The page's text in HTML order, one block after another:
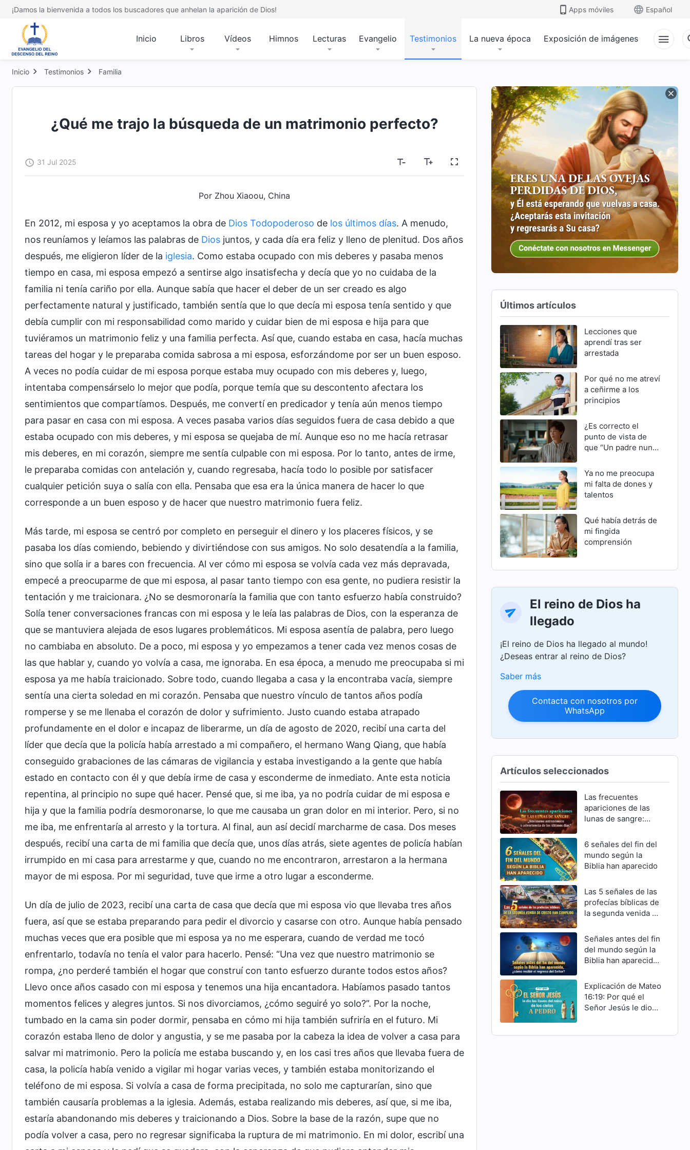
¡Damos la bienvenida a todos los buscadores que anhelan la aparición de Dios! Apps móviles Español
Inicio Libros Vídeos Himnos Lecturas Evangelio Testimonios La nueva época Exposición de imágenes
Inicio Testimonios Familia
¿Qué me trajo la búsqueda de un matrimonio perfecto?
31 Jul 2025
Por Zhou Xiaoou, China
En 2012, mi esposa y yo aceptamos la obra de Dios Todopoderoso de los últimos días. A menudo,
nos reuníamos y leíamos las palabras de Dios juntos, y cada día era feliz y lleno de plenitud. Dos años
después, me eligieron líder de la iglesia. Como estaba ocupado con mis deberes y pasaba menos
tiempo en casa, mi esposa empezó a sentirse algo insatisfecha y decía que yo no cuidaba de la
familia ni tenía cariño por ella. Aunque sabía que hacer el deber de un ser creado es algo
perfectamente natural y justificado, también sentía que lo que decía mi esposa tenía sentido y que
debía cumplir con mi responsabilidad como marido y cuidar bien de mi esposa e hija para que
tuviéramos un matrimonio feliz y una familia perfecta. Así que, cuando estaba en casa, hacía muchas
tareas del hogar y le preparaba comida sabrosa a mi esposa, esforzándome por ser un buen esposo.
A veces no podía cuidar de mi esposa porque estaba muy ocupado con mis deberes y, luego,
intentaba compensárselo lo mejor que podía, porque temía que su descontento afectara los
sentimientos que compartíamos. Después, me convertí en predicador y tenía aún menos tiempo
para pasar en casa con mi esposa. A veces pasaba varios días seguidos fuera de casa debido a que
estaba ocupado con mis deberes, y mi esposa se quejaba de mí. Aunque eso no me hacía retrasar
mis deberes, en mi corazón, siempre me sentía culpable con mi esposa. Por lo tanto, antes de irme,
le preparaba comidas con antelación y, cuando regresaba, hacía todo lo posible por satisfacer
cualquier petición suya o salía con ella. Pensaba que esa era la única manera de hacer lo que
corresponde a un buen esposo y de hacer que nuestro matrimonio fuera feliz.
Más tarde, mi esposa se centró por completo en perseguir el dinero y los placeres físicos, y se
pasaba los días comiendo, bebiendo y divirtiéndose con sus amigos. No solo desatendía a la familia,
sino que solía ir a bares con frecuencia. Al ver cómo mi esposa se volvía cada vez más depravada,
empecé a preocuparme de que mi esposa, al pasar tanto tiempo con esa gente, no pudiera resistir la
tentación y me traicionara. ¿No se desmoronaría la familia que con tanto esfuerzo había construido?
Solía tener conversaciones francas con mi esposa y le leía las palabras de Dios, con la esperanza de
que se mantuviera alejada de esos lugares problemáticos. Mi esposa asentía de palabra, pero luego
no cambiaba en absoluto. De a poco, mi esposa y yo empezamos a tener cada vez menos cosas de
las que hablar y, cuando yo volvía a casa, me ignoraba. En esa época, a menudo me preocupaba si mi
esposa ya me había traicionado. Sobre todo, cuando llegaba a casa y la encontraba vacía, siempre
sentía una cierta soledad en mi corazón. Pensaba que nuestro vínculo de tantos años podía
romperse y se me llenaba el corazón de dolor y sufrimiento. Justo cuando estaba atrapado
profundamente en el dolor e incapaz de liberarme, un día de agosto de 2020, recibí una carta del
líder que decía que la policía había arrestado a mi compañero, el hermano Wang Qiang, que había
conseguido grabaciones de las cámaras de vigilancia y estaba investigando a la gente que había
estado en contacto con él y que debía irme de casa y esconderme de inmediato. Ante esta noticia
repentina, al principio no supe qué hacer. Pensé que, si me iba, ya no podría cuidar de mi esposa e
hija y que la familia podría desmoronarse, lo que me causaba un gran dolor en mi interior. Pero, si no
me iba, me enfrentaría al arresto y la tortura. Al final, aun así decidí marcharme de casa. Dos meses
después, recibí una carta de mi familia que decía que, unos días atrás, siete agentes de policía habían
irrumpido en mi casa para arrestarme y que, cuando no me encontraron, arrestaron a la hermana
mayor de mi esposa. Por mi seguridad, tuve que irme a otro lugar a esconderme.
Un día de julio de 2023, recibí una carta de casa que decía que mi esposa vio que llevaba tres años
fuera, así que se estaba preparando para pedir el divorcio y casarse con otro. Aunque había pensado
muchas veces que era posible que mi esposa ya no me esperara, cuando de verdad me tocó
enfrentarlo, todavía no tenía el valor para hacerlo. Pensé: “Una vez que nuestro matrimonio se
rompa, ¿no perderé también el hogar que construí con tanto esfuerzo durante todos estos años?
Llevo once años casado con mi esposa y tenemos una hija encantadora. Habíamos pasado tantos
momentos felices y alegres juntos. Si nos divorciamos, ¿cómo seguiré yo solo?”. Por la noche,
tumbado en la cama sin poder dormir, pensaba en cómo mi hija también sufriría en el futuro. Mi
corazón estaba lleno de dolor y angustia, y se me pasaba por la cabeza la idea de volver a casa para
salvar mi matrimonio. Pero la policía me estaba buscando y, en los casi tres años que llevaba fuera de
casa, la policía había venido a vigilar mi hogar varias veces, y también estaba monitorizando el
teléfono de mi esposa. Si volvía a casa de forma precipitada, no solo me capturarían, sino que
también causaría problemas a la iglesia. Además, estaba realizando mis deberes, así que, si me iba,
estaría abandonando mis deberes y traicionando a Dios. Sobre la base de la razón, supe que no
podía volver a casa, pero no regresar significaba la ruptura de mi matrimonio. En mi dolor, escribí una
Últimos artículos
Lecciones que
aprendí tras ser
arrestada
Por qué no me atreví
a ceñirme a los
principios
¿Es correcto el
punto de vista de
que “Un padre nunca
Ya no me preocupa
mi falta de dones y
talentos
Qué había detrás de
mi fingida
comprensión
El reino de Dios ha
llegado
¡El reino de Dios ha llegado al mundo!
¿Deseas entrar al reino de Dios?
Saber más
Contacta con nosotros por
WhatsApp
Artículos seleccionados
Las frecuentes
apariciones de las
lunas de sangre:
astronómico o
advertencia de los
últimos días?
6 señales del fin del
mundo según la
Biblia han aparecido
Las 5 señales de las
profecías bíblicas de
la segunda venida de
Señales antes del fin
del mundo según la
Biblia han aparecido,
regreso del Señor?
Explicación de Mateo
16:19: Por qué el
Señor Jesús le dio